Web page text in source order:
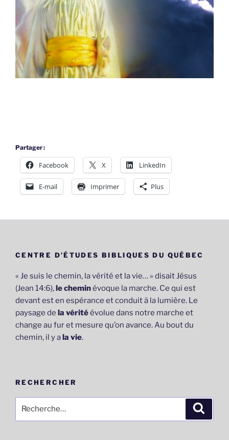
Partager :
Facebook X LinkedIn
E-mail Imprimer Plus
CENTRE D’ÉTUDES BIBLIQUES DU QUÉBEC
« Je suis le chemin, la vérité et la vie… » disait Jésus
(Jean 14:6),le cheminévoque la marche. Ce qui est
devant est en espérance et conduit à la lumière. Le
paysage de la véritéévolue dans notre marche et
change au fur et mesure qu’on avance. Au bout du
chemin, il y ala vie.
RECHERCHER
pour